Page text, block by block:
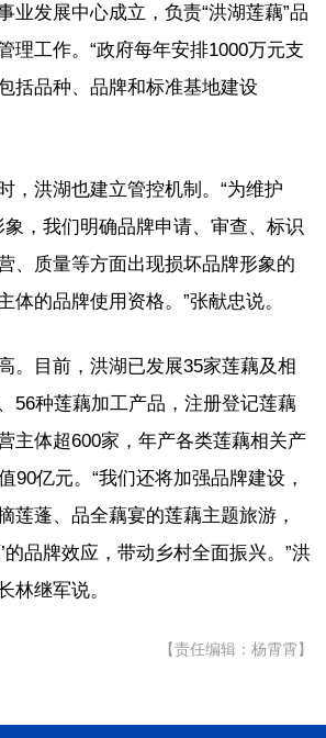
业发展中心成立，负责“洪湖莲藕”品
理工作。“政府每年安排1000万元支
括品种、品牌和标准基地建设
，洪湖也建立管控机制。“为维护
象，我们明确品牌申请、审查、标识
、质量等方面出现损坏品牌形象的
体的品牌使用资格。”张献忠说。
。目前，洪湖已发展35家莲藕及相
56种莲藕加工产品，注册登记莲藕
主体超600家，年产各类莲藕相关产
90亿元。“我们还将加强品牌建设，
莲蓬、品全藕宴的莲藕主题旅游，
的品牌效应，带动乡村全面振兴。”洪
林继军说。
【责任编辑：杨霄霄】